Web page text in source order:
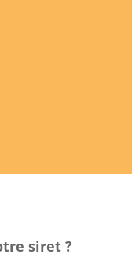
siret ?